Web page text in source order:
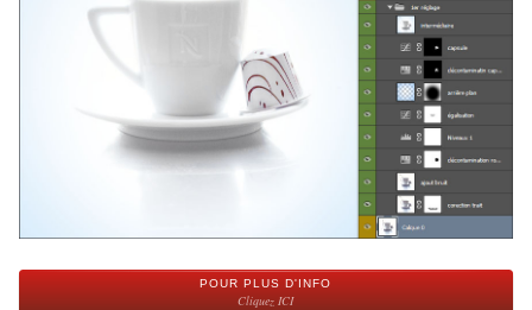
POUR PLUS D'INFO
Cliquez ICI